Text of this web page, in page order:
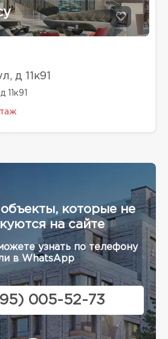
д 11к91
которые не
на сайте
узнать по телефону
в WhatsApp
005-52-73